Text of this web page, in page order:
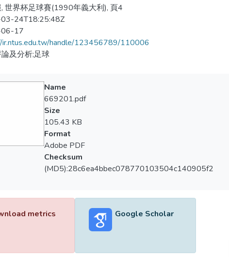
世界杯足球賽(1990年義大利), 頁4
24T18:25:48Z
17
ir.ntus.edu.tw/handle/123456789/110006
及分析;足球
Name
669201.pdf
Size
105.43 KB
Format
Adobe PDF
Checksum
(MD5):28c6ea4bbec078770103504c140905f2
metrics Google Scholar